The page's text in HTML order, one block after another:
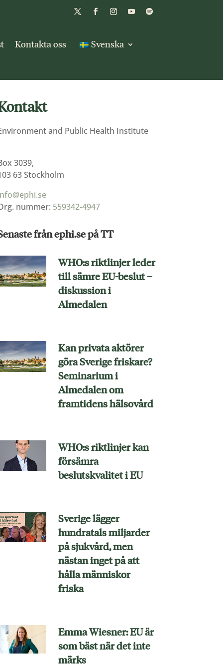
Kontakta oss Svenska
and Public Health Institute
3039,
63 Stockholm
nummer: 559342-4947
från ephi.se på TT
WHO:s riktlinjer leder
till sämre EU-beslut –
diskussion i
Almedalen
Kan privata aktörer
göra Sverige friskare?
Seminarium i
Almedalen om
framtidens hälsovård
WHO:s riktlinjer kan
försämra
beslutskvalitet i EU
Sverige lägger
hundratals miljarder
på sjukvård, men
nästan inget på att
hålla människor
friska
Emma Wiesner: EU är
som bäst när det inte
märks